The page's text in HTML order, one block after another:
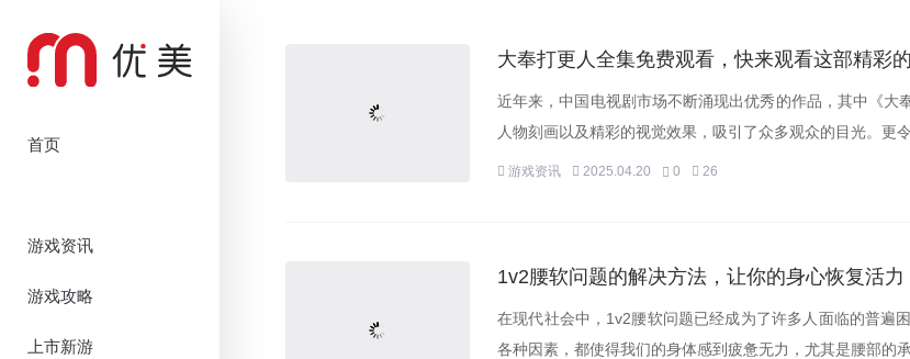
首页
游戏资讯
游戏攻略
上市新游
大奉打更人全集免费观看，快来观看这部精彩
近年来，中国电视剧市场不断涌现出优秀的作品，其中《
人物刻画以及精彩的视觉效果，吸引了众多观众的目光。更令
游戏资讯 2025.04.20 0 26
1v2腰软问题的解决方法，让你的身心恢复活力
在现代社会中，1v2腰软问题已经成为了许多人面临的普遍
各种因素，都使得我们的身体感到疲惫无力，尤其是腰部的承